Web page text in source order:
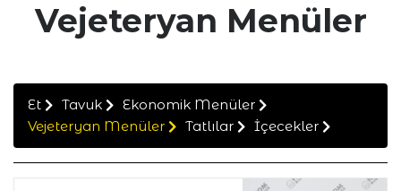
Vejeteryan Menüler
Et Tavuk
Ekonomik Menüler
Vejeteryan Menüler
Tatlılar İçecekler